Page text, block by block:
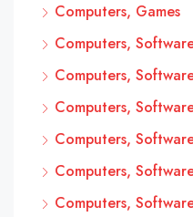
Computers, Games
Computers,
Computers,
Computers,
Computers,
Computers,
Computers,